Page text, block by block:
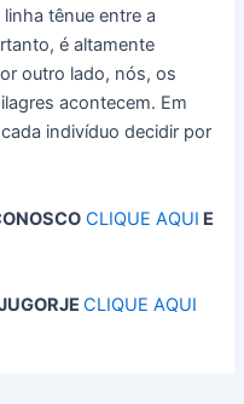
tênue entre a
é altamente
outro lado, nós, os
acontecem. Em
indivíduo decidir por
CLIQUE AQUI E
CLIQUE AQUI